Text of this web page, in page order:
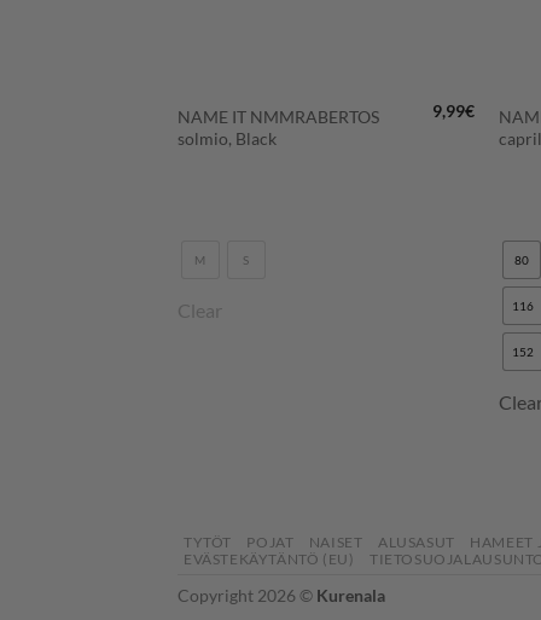
NAME IT NMMRABERTOS
solmio, Black
9,99€
M S
Clear
80
116
152
TYTÖT POJAT NAISET ALUSASUT HAMEET
EVÄSTEKÄYTÄNTÖ (EU)
Copyright 2026 © Kurenala